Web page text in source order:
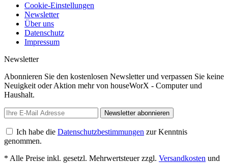
Cookie-Einstellungen
Newsletter
Über uns
Datenschutz
Impressum
Newsletter
Abonnieren Sie den kostenlosen Newsletter und verpassen Sie keine
Neuigkeit oder Aktion mehr von houseWorX - Computer und
Haushalt.
Newsletter abonnieren
Ich habe die Datenschutzbestimmungen zur Kenntnis
genommen.
* Alle Preise inkl. gesetzl. Mehrwertsteuer zzgl. Versandkosten und